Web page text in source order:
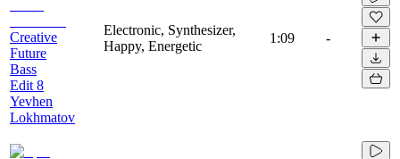
Creative
Future
Bass
Edit 8
Yevhen
Lokhmatov
Electronic, Synthesizer,
Happy, Energetic
1:09 -